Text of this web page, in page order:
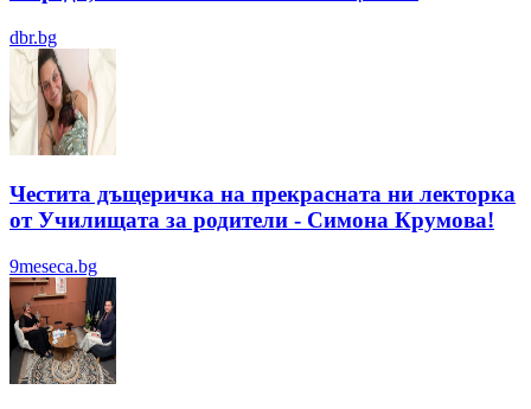
dbr.bg
Честита дъщеричка на прекрасната ни лекторка
от Училищата за родители - Симона Крумова!
9meseca.bg